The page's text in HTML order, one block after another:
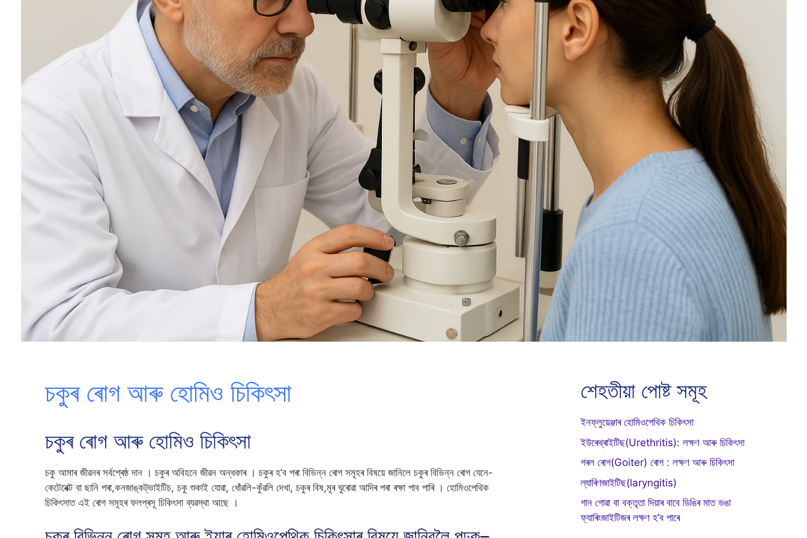
চকুৰ ৰোগ আৰু হোমিও চিকিৎসা
চকুৰ ৰোগ আৰু হোমিও চিকিৎসা
চকু আমাৰ জীৱনৰ সৰ্বশ্ৰেষ্ঠ দান । চকুৰ অবিহনে জীৱন অন্ধকাৰ । চকুৰ হ’ব পৰা বিভিন্ন ৰোগ সমূহৰ বিষয়ে জানিলে চকুৰ বিভিন্ন ৰোগ যেনে-
কেটেৰেক্ট বা ছানি পৰা,কনজাঙ্কট্ভাইটিচ, চকু শুকাই যোৱা, ধোঁৱলি-কুঁৱলি দেখা, চকুৰ বিষ,মূৰ ঘুৰোৱা আদিৰ পৰা ৰক্ষা পাব পাৰি । হোমিওপেথিক
চিকিৎসাত এই ৰোগ সমূহৰ ফলপ্ৰসূ চিকিৎসা ব্যৱস্থা আছে ।
শেহতীয়া পোষ্ট সমূহ
ইনফ্লুয়েঞ্জাৰ হোমিওপেথিক চিকিৎসা
ইউৰেথ্ৰাইটিছ(Urethritis): লক্ষণ আৰু চিকিৎসা
গৰল ৰোগ(Goiter) ৰোগ : লক্ষণ আৰু চিকিৎসা
ল্যাৰিণজাইটিছ(laryngitis)
গান গোৱা বা বক্তৃতা দিয়াৰ বাবে ডিঙিৰ মাত ভঙা
ফ্যাৰিংজাইটিজৰ লক্ষণ হ’ব পাৰে